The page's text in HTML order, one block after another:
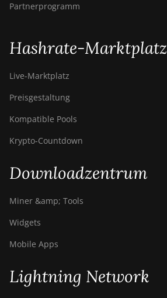
Partnerprogramm
Hashrate-Marktplatz
Live-Marktplatz
Preisgestaltung
Kompatible Pools
Krypto-Countdown
Downloadzentrum
Miner &amp; Tools
Widgets
Mobile Apps
Lightning Network